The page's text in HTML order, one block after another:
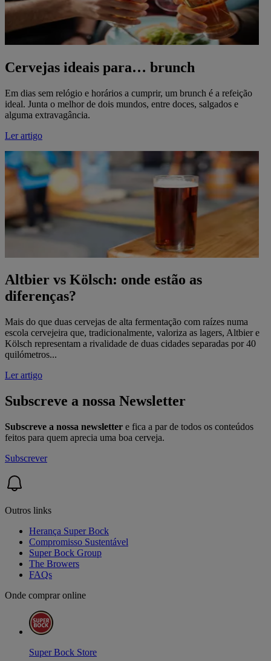
Cervejas ideais para… brunch
Em dias sem relógio e horários a cumprir, um brunch é a refeição
ideal. Junta o melhor de dois mundos, entre doces, salgados e
alguma extravagância.
Ler artigo
Altbier vs Kölsch: onde estão as
diferenças?
Mais do que duas cervejas de alta fermentação com raízes numa
escola cervejeira que, tradicionalmente, valoriza as lagers, Altbier e
Kölsch representam a rivalidade de duas cidades separadas por 40
quilómetros...
Ler artigo
Subscreve a nossa Newsletter
Subscreve a nossa newsletter e fica a par de todos os conteúdos
feitos para quem aprecia uma boa cerveja.
Subscrever
Outros links
Herança Super Bock
Compromisso Sustentável
Super Bock Group
The Browers
FAQs
Onde comprar online
Super Bock Store